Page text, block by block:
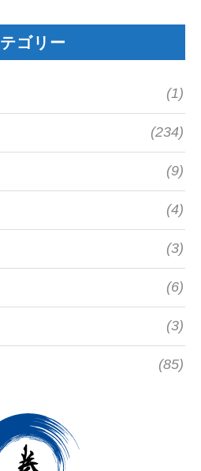
ゴリー
(1)
(234)
(9)
(4)
(3)
(6)
(3)
(85)